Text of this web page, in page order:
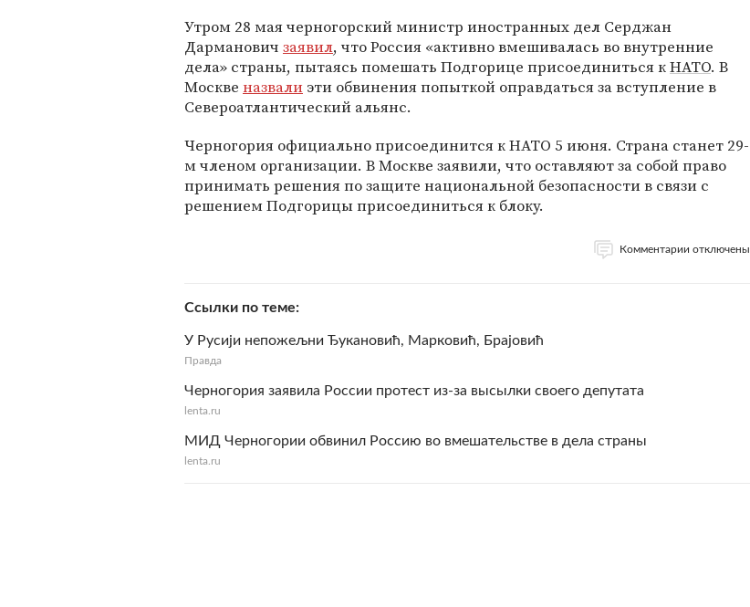
Утром 28 мая черногорский министр иностранных дел Серджан
Дарманович заявил, что Россия «активно вмешивалась во внутренние
дела» страны, пытаясь помешать Подгорице присоединиться кНАТО. В
Москве назвали эти обвинения попыткой оправдаться за вступление в
Североатлантический альянс.
Черногория официально присоединится к НАТО 5 июня. Страна станет 29-
м членом организации. В Москве заявили, что оставляют за собой право
принимать решения по защите национальной безопасности в связи с
решением Подгорицы присоединиться к блоку.
Комментарии отключены
Ссылки по теме
У Русији непожељни Ђукановић, Марковић, Брајовић
Правда
Черногория заявила России протест из-за высылки своего депутата
lenta.ru
МИД Черногории обвинил Россию во вмешательстве в дела страны
lenta.ru